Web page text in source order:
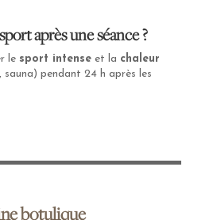
après une séance ?
le sport intenseet la chaleur
pendant 24 h après les
botulique